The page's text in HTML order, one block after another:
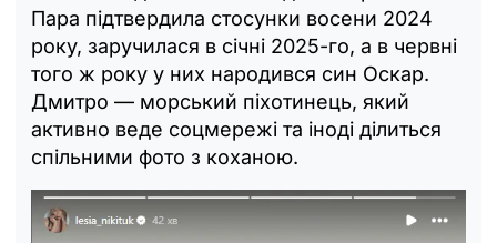
Пара підтвердила стосунки восени 2024
року, заручилася в січні 2025-го, а в червні
того ж року у них народився син Оскар.
Дмитро — морський піхотинець, який
активно веде соцмережі та іноді ділиться
спільними фото з коханою.